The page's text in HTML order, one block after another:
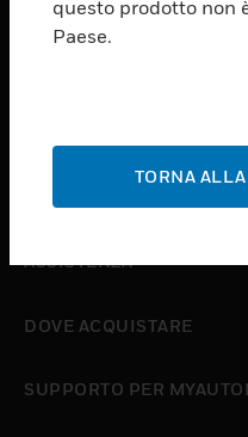
PRODUCTS
toggle view
ASSISTENZA
DOVE ACQUISTARE
SUPPORTO PER
questo prodotto non
Paese.
TORNA